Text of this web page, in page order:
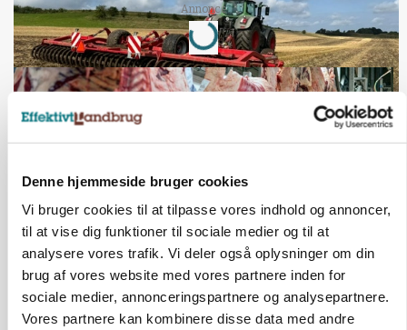
Denne hjemmeside bruger cookies
Vi bruger cookies til at tilpasse vores indhold og annoncer,
til at vise dig funktioner til sociale medier og til at
analysere vores trafik. Vi deler også oplysninger om din
brug af vores website med vores partnere inden for
sociale medier, annonceringspartnere og analysepartnere.
Vores partnere kan kombinere disse data med andre
Annonce
Loading...
Uændret notering: Spæde lyspunkter i fortsat
presset marked for oksekød